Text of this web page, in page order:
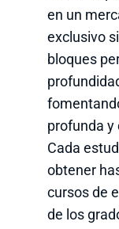
en un
exclusivo
bloques
profunda y
Cada
obtener
cursos de
de los